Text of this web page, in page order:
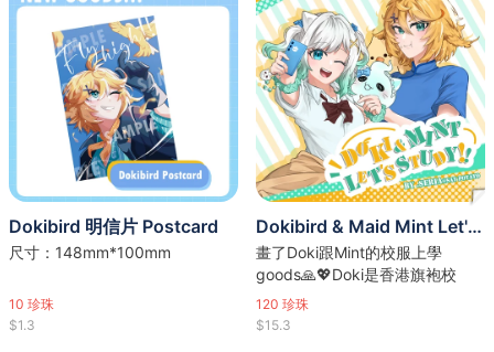
Dokibird 明信片 Postcard
尺寸：148mm*100mm
10 珍珠
$1.3
Dokibird & Maid Mint Let's study!! 套組
畫了Doki跟Mint的校服上學
goods🙏💖Doki是香港旗袍校
服，Mint是因為超喜歡日本文
化，所以就畫成Jk囉！
120 珍珠
$15.3